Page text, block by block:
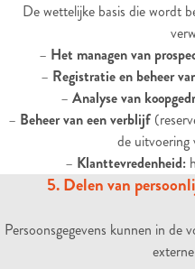
De wettelijke basis die wordt
– Het managen van
– Registratie en beheer
– Analyse van
– Beheer van een verblijf
de uitvoering
– Klanttevredenheid:
5. Delen van
Persoonsgegevens kunnen in de